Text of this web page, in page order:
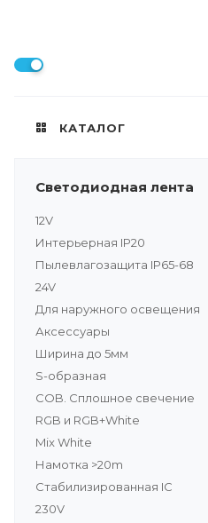
КАТАЛОГ
Светодиодная лента
12V
Интерьерная IP20
Пылевлагозащита IP65-68
24V
Для наружного освещения
Аксессуары
Ширина до 5мм
S-образная
COB. Сплошное свечение
RGB и RGB+White
Mix White
Намотка >20m
Стабилизированная IC
230V